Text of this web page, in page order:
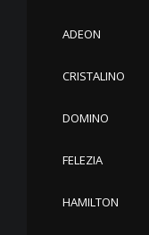
ADEON
CRISTALINO
DOMINO
FELEZIA
HAMILTON